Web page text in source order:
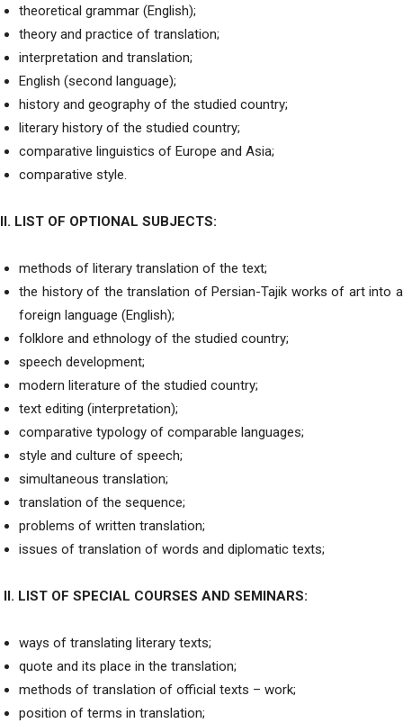
theoretical grammar (English);
theory and practice of translation;
interpretation and translation;
English (second language);
history and geography of the studied country;
literary history of the studied country;
comparative linguistics of Europe and Asia;
comparative style.
II. LIST OF OPTIONAL SUBJECTS:
methods of literary translation of the text;
the history of the translation of Persian-Tajik works of art into a
foreign language (English);
folklore and ethnology of the studied country;
speech development;
modern literature of the studied country;
text editing (interpretation);
comparative typology of comparable languages;
style and culture of speech;
simultaneous translation;
translation of the sequence;
problems of written translation;
issues of translation of words and diplomatic texts;
II. LIST OF SPECIAL COURSES AND SEMINARS:
ways of translating literary texts;
quote and its place in the translation;
methods of translation of official texts – work;
position of terms in translation;